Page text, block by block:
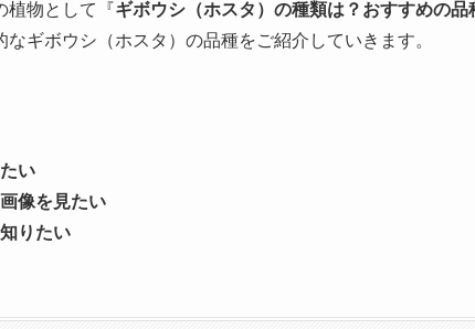
植物として『ギボウシ（ホスタ）の種類は？おすすめの品
なギボウシ（ホスタ）の品種をご紹介していきます。
い
像を見たい
りたい